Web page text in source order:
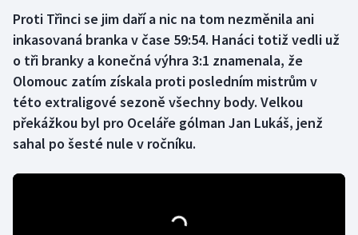
Box
Curling
Florbal
Proti Třinci se jim daří a nic na tom nezměnila ani
inkasovaná branka v čase 59:54. Hanáci totiž vedli už
o tři branky a konečná výhra 3:1 znamenala, že
Olomouc zatím získala proti posledním mistrům v
této extraligové sezoně všechny body. Velkou
překážkou byl pro Oceláře gólman Jan Lukáš, jenž
sahal po šesté nule v ročníku.